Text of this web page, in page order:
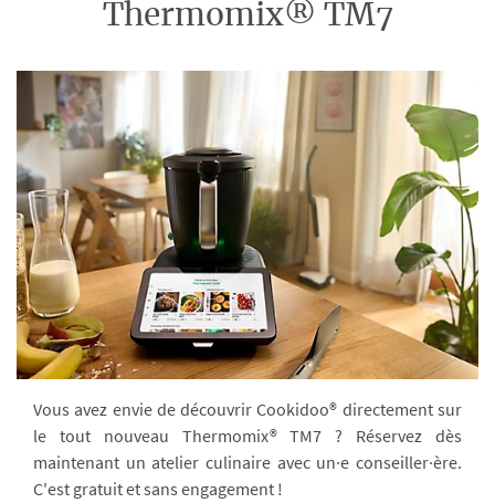
Thermomix® TM7
Vous avez envie de découvrir Cookidoo® directement sur
le tout nouveau Thermomix® TM7 ? Réservez dès
maintenant un atelier culinaire avec un·e conseiller·ère.
C'est gratuit et sans engagement !